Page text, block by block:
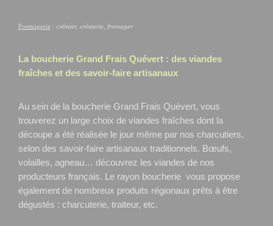
Fromagerie : crémier, crèmerie, fromager
La boucherie Grand Frais Quévert : des viandes
fraîches et des savoir-faire artisanaux
Au sein de la boucherie Grand Frais Quévert, vous
trouverez un large choix de viandes fraîches dont la
découpe a été réalisée le jour même par nos charcutiers,
selon des savoir-faire artisanaux traditionnels. Bœufs,
volailles, agneau… découvrez les viandes de nos
producteurs français. Le rayon boucherie vous propose
également de nombreux produits régionaux prêts à être
dégustés : charcuterie, traiteur, etc.